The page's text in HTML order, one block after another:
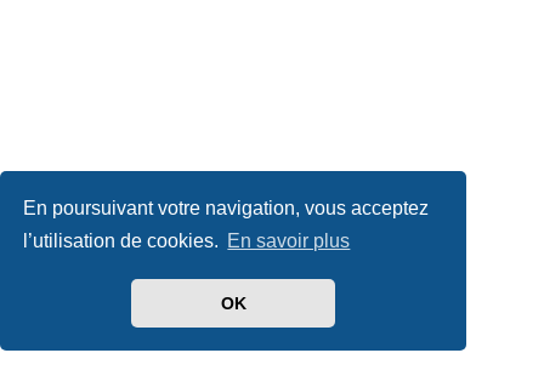
En poursuivant votre navigation, vous acceptez
l’utilisation de cookies. En savoir plus
OK